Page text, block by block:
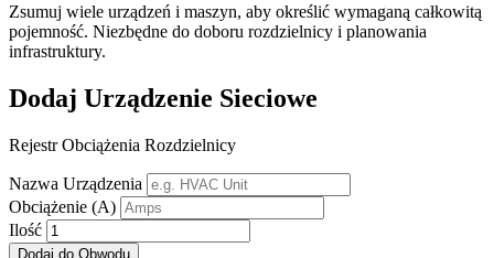
Zsumuj wiele urządzeń i maszyn, aby określić wymaganą całkowitą
pojemność. Niezbędne do doboru rozdzielnicy i planowania
infrastruktury.
Dodaj Urządzenie Sieciowe
Rejestr Obciążenia Rozdzielnicy
Nazwa Urządzenia
Obciążenie (A)
Ilość
Dodaj do Obwodu